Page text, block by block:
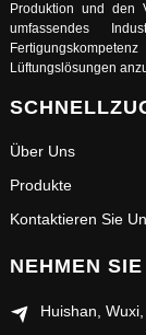
Produktion und den
umfassendes
Lüftungslösungen
Über Uns
Produkte
Kontaktieren Sie
NEHMEN
Huishan,